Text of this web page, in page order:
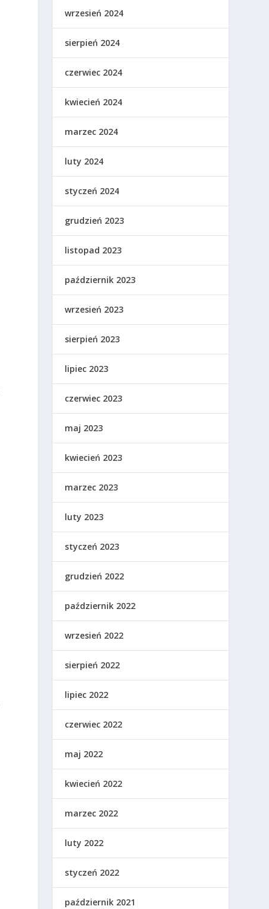
wrzesień 2024
sierpień 2024
czerwiec 2024
kwiecień 2024
marzec 2024
luty 2024
styczeń 2024
grudzień 2023
listopad 2023
październik 2023
wrzesień 2023
sierpień 2023
lipiec 2023
czerwiec 2023
maj 2023
kwiecień 2023
marzec 2023
luty 2023
styczeń 2023
grudzień 2022
październik 2022
wrzesień 2022
sierpień 2022
lipiec 2022
czerwiec 2022
maj 2022
kwiecień 2022
marzec 2022
luty 2022
styczeń 2022
październik 2021